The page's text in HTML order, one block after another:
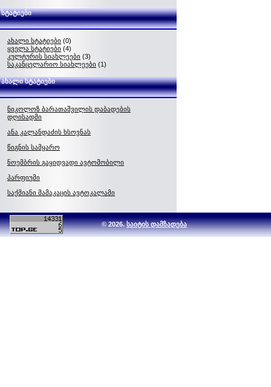
სტატიები
ახალი სტატიები (0)
ყველა სტატიები (4)
კულტურის სიახლეები (3)
საკანცელარიო სიახლეები (1)
ახალი სტატიები
ნიკოლოზ ბარათაშვილის დაბადების
დღისადმი
ანა კალანდაძის ხსოვნას
წიგნის სამყარო
ნოემბრის გაყიდვადი ავტომობილი
პარფიუმი
საქმიანი მამაკაცის ავტოკალამი
© 2026.საიტის დამზადება